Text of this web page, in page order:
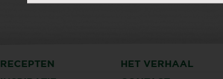
RECEPTEN HET VERHAAL